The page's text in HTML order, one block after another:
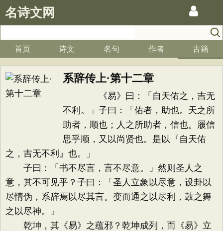
名诗文网
首页 诗文 名句 作者 古籍
系辞传上·第十二章
《易》曰：「自天佑之，吉无
不利。」子曰：「佑者，助也。天之所
助者，顺也；人之所助者，信也。履信
思乎顺，又以尚贤也。是以『自天佑
之，吉无不利』也。」
子曰：「书不尽言，言不尽意。」然则圣人之
意，其不可见乎？子曰：「圣人立象以尽意，设卦以
尽情伪，系辞焉以尽其言。变而通之以尽利，鼓之舞
之以尽神。」
乾坤，其《易》之蕴邪？乾坤成列，而《易》立